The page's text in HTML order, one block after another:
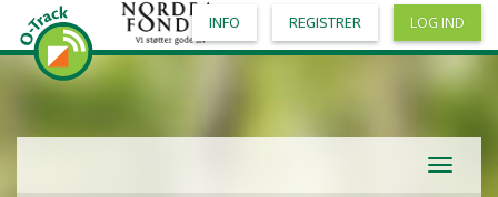
Toggle
INFO REGISTRER LOG IND